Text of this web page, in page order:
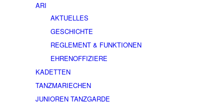
ARI
AKTUELLES
GESCHICHTE
REGLEMENT & FUNKTIONEN
EHRENOFFIZIERE
KADETTEN
TANZMARIECHEN
JUNIOREN TANZGARDE